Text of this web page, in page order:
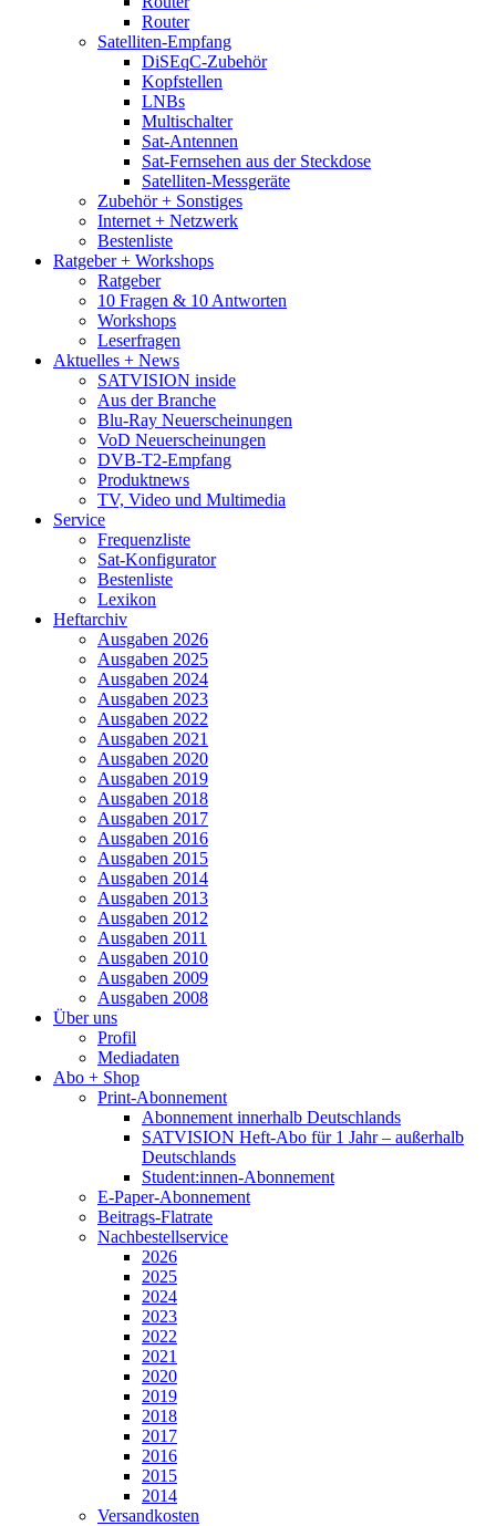
Router
Satelliten-Empfang
DiSEqC-Zubehör
Kopfstellen
LNBs
Multischalter
Sat-Antennen
Sat-Fernsehen aus der Steckdose
Satelliten-Messgeräte
Zubehör + Sonstiges
Internet + Netzwerk
Bestenliste
Ratgeber + Workshops
Ratgeber
10 Fragen & 10 Antworten
Workshops
Leserfragen
Aktuelles + News
SATVISION inside
Aus der Branche
Blu-Ray Neuerscheinungen
VoD Neuerscheinungen
DVB-T2-Empfang
Produktnews
TV, Video und Multimedia
Service
Frequenzliste
Sat-Konfigurator
Bestenliste
Lexikon
Heftarchiv
Ausgaben 2026
Ausgaben 2025
Ausgaben 2024
Ausgaben 2023
Ausgaben 2022
Ausgaben 2021
Ausgaben 2020
Ausgaben 2019
Ausgaben 2018
Ausgaben 2017
Ausgaben 2016
Ausgaben 2015
Ausgaben 2014
Ausgaben 2013
Ausgaben 2012
Ausgaben 2011
Ausgaben 2010
Ausgaben 2009
Ausgaben 2008
Über uns
Profil
Mediadaten
Abo + Shop
Print-Abonnement
Abonnement innerhalb Deutschlands
SATVISION Heft-Abo für 1 Jahr – außerhalb
Deutschlands
Student:innen-Abonnement
E-Paper-Abonnement
Beitrags-Flatrate
Nachbestellservice
2026
2025
2024
2023
2022
2021
2020
2019
2018
2017
2016
2015
2014
Versandkosten